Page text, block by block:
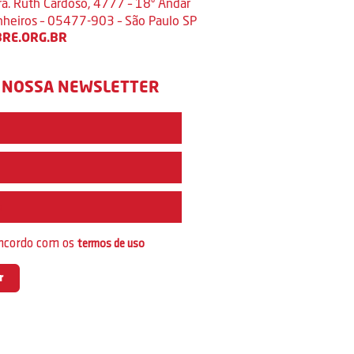
– 05477-903 – São Paulo SP
NEWSLETTER
com ostermos de uso